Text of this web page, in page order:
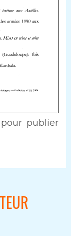
pour publier